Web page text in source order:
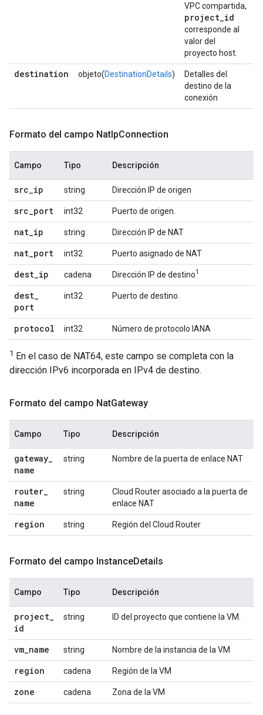
VPC compartida,
project_id
corresponde al
valor del
proyecto host.
destination objeto(DestinationDetails)
Detalles del
destino de la
conexión
Formato del campo NatIpConnection
Campo Tipo Descripción
src_ip string Dirección IP de origen
src_port int32 Puerto de origen.
nat_ip string Dirección IP de NAT
nat_port int32 Puerto asignado de NAT
dest_ip cadena Dirección IP de destino1
dest_
port
int32 Puerto de destino.
protocol int32 Número de protocolo IANA
1 En el caso de NAT64, este campo se completa con la
dirección IPv6 incorporada en IPv4 de destino.
Formato del campo NatGateway
Campo Tipo Descripción
gateway_
name
string Nombre de la puerta de enlace NAT
router_
name
string
Cloud Router asociado a la puerta de
enlace NAT
region string Región del Cloud Router
Formato del campo InstanceDetails
Campo Tipo Descripción
project_
id
string ID del proyecto que contiene la VM.
vm_name string Nombre de la instancia de la VM
region cadena Región de la VM
zone cadena Zona de la VM